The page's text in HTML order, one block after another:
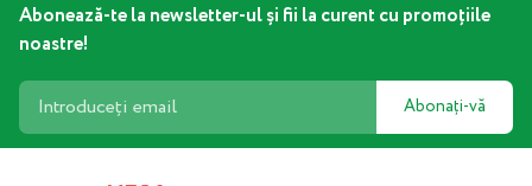
Abonează-te la newsletter-ul și fii la curent cu promoțiile
noastre!
Abonați-vă